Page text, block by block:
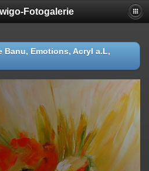
Fotogalerie
Banu, Emotions, Acryl a.L,